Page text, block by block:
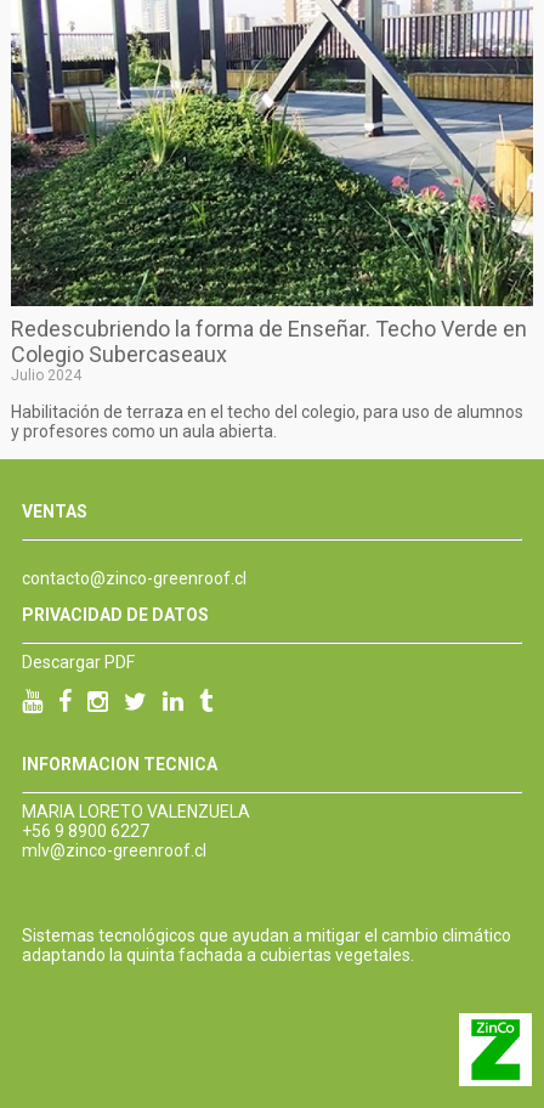
Redescubriendo la forma de Enseñar. Techo Verde en
Colegio Subercaseaux
Julio 2024
Habilitación de terraza en el techo del colegio, para uso de alumnos
y profesores como un aula abierta.
VENTAS
contacto@zinco-greenroof.cl
PRIVACIDAD DE DATOS
Descargar PDF
INFORMACION TECNICA
MARIA LORETO VALENZUELA
+56 9 8900 6227
mlv@zinco-greenroof.cl
Sistemas tecnológicos que ayudan a mitigar el cambio climático
adaptando la quinta fachada a cubiertas vegetales.